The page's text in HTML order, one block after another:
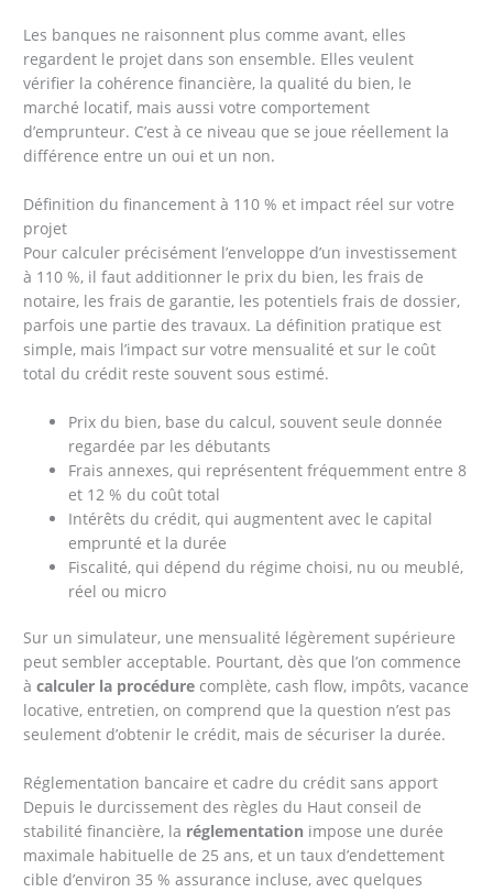
Les banques ne raisonnent plus comme avant, elles
regardent le projet dans son ensemble. Elles veulent
vérifier la cohérence financière, la qualité du bien, le
marché locatif, mais aussi votre comportement
d’emprunteur. C’est à ce niveau que se joue réellement la
différence entre un oui et un non.
Définition du financement à 110 % et impact réel sur votre
projet
Pour calculer précisément l’enveloppe d’un investissement
à 110 %, il faut additionner le prix du bien, les frais de
notaire, les frais de garantie, les potentiels frais de dossier,
parfois une partie des travaux. La définition pratique est
simple, mais l’impact sur votre mensualité et sur le coût
total du crédit reste souvent sous estimé.
Prix du bien, base du calcul, souvent seule donnée
regardée par les débutants
Frais annexes, qui représentent fréquemment entre 8
et 12 % du coût total
Intérêts du crédit, qui augmentent avec le capital
emprunté et la durée
Fiscalité, qui dépend du régime choisi, nu ou meublé,
réel ou micro
Sur un simulateur, une mensualité légèrement supérieure
peut sembler acceptable. Pourtant, dès que l’on commence
àcalculer la procédure complète, cash flow, impôts, vacance
locative, entretien, on comprend que la question n’est pas
seulement d’obtenir le crédit, mais de sécuriser la durée.
Réglementation bancaire et cadre du crédit sans apport
Depuis le durcissement des règles du Haut conseil de
stabilité financière, la réglementation impose une durée
maximale habituelle de 25 ans, et un taux d’endettement
cible d’environ 35 % assurance incluse, avec quelques